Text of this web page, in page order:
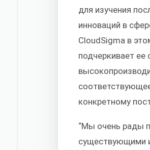
для изучения
инноваций в
CloudSigma в
подчеркивает ее
конкретному
“Мы очень рады
существующими